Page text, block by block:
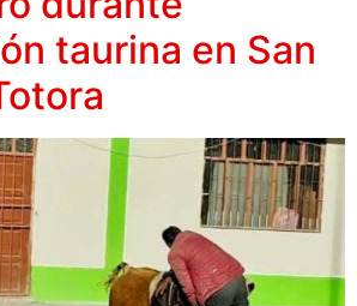
taurina en San